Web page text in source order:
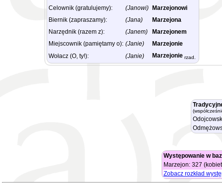
Celownik (gratulujemy):
(Janowi)
Marzejonowi
Biernik (zapraszamy):
(Jana)
Marzejona
Narzędnik (razem z):
(Janem)
Marzejonem
Miejscownik (pamiętamy o): (Janie)
Marzejonie
Wołacz (O, ty!):
(Janie) Marzejonie rzad.
Występowanie w
Marzejon: 327
Zobacz rozkład